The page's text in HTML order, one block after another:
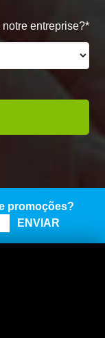
entreprise?*
promoções?